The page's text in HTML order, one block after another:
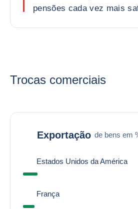
pensões cada vez mais
Trocas comerciais
Exportação de bens em
Estados Unidos da América
França